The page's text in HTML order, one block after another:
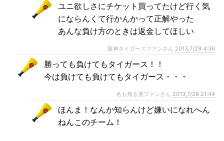
ユニ欲しさにチケット買ってたけど行く気
にならんくて行かんかって正解やった
あんな負け方のときは返金してほしい
阪神タイガースファンさん 2013,7/29 4:36
勝っても負けてもタイガース！！
今は負けても負けてもタイガース・・・
名も無き虎ファンさん 2013,7/28 21:44
ほんま！なんか知らんけど嫌いになれへん
ねんこのチーム！